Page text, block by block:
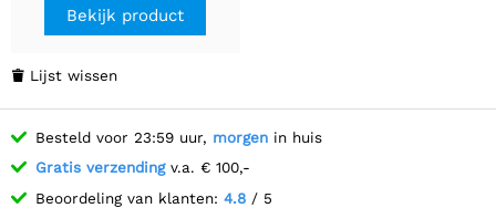
Bekijk product
 Lijst wissen
Besteld voor 23:59 uur, morgen in huis
Gratis verzendingv.a. € 100,-
Beoordeling van klanten: 4.8 / 5